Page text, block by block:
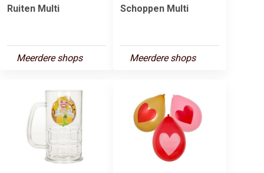
Ruiten Multi
Meerdere shops
Schoppen Multi
Meerdere shops